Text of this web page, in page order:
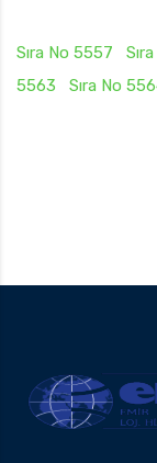
Sıra No 5557
5563
Sıra No